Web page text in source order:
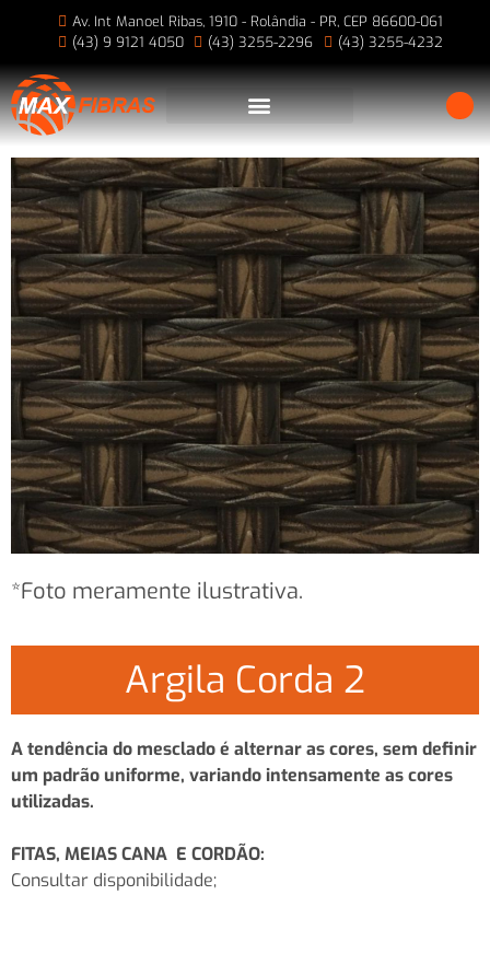
Av. Int Manoel Ribas, 1910 - Rolândia - PR, CEP 86600-061
(43) 9 9121 4050
(43) 3255-2296 (43) 3255-4232
*Foto meramente ilustrativa.
Argila Corda 2
A tendência do mesclado é alternar as cores, sem definir
um padrão uniforme, variando intensamente as cores
utilizadas.
FITAS, MEIAS CANA E CORDÃO:
Consultar disponibilidade;